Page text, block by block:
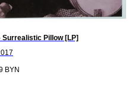
Pillow [LP]
BYN